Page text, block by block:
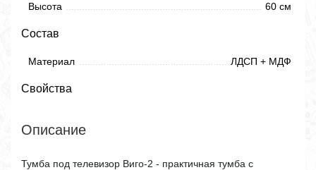
Высота
60 см
Состав
Материал ЛДСП + МДФ
Свойства
Описание
Тумба под телевизор Виго-2 - практичная тумба с